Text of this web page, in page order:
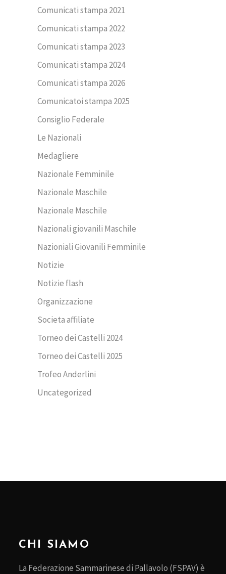
Comunicati stampa 2021
Comunicati stampa 2022
Comunicati stampa 2023
Comunicati stampa 2024
Comunicati stampa 2026
Comunicatoi stampa 2025
Consiglio Federale
Le Nazionali
Medagliere
Nazionale Femminile
Nazionale Maschile
Nazionale Maschile
Nazionali giovanili Maschile
Nazioniali Giovanili Femminile
Notizie
Notizie flash
Organizzazione
Societa affiliate
Torneo dei Castelli 2024
Torneo dei Castelli 2025
Trofeo Anderlini
Uncategorized
CHI SIAMO
La Federazione Sammarinese di Pallavolo (FSPAV) è